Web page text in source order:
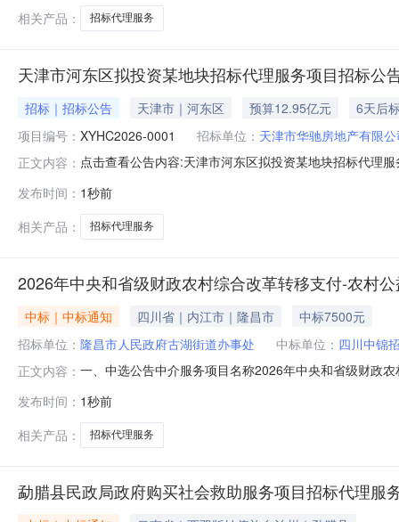
相关产品：
招标代理服务
天津市河东区拟投资某地块招标代理服务项目招标公
招标｜招标公告 天津市｜河东区 预算12.95亿元
6天后
项目编号： XYHC2026-0001 招标单位： 天津市华驰房地产有限
正文内容： 点击查看公告内容:天津市河东区拟投资某地块招标代理
发布时间： 1秒前
相关产品：
招标代理服务
2026年中央和省级财政农村综合改革转移支付-农村
中标｜中标通知 四川省｜内江市｜隆昌市
中标7500元
招标单位： 隆昌市人民政府古湖街道办事处 中标单位： 四川中锦
正文内容： 一、中选公告中介服务项目名称2026年中央和省级财政
2026年08月07日17:53:27四、中标须知请于自本公告发
中介交易信息发
发布时间： 1秒前
相关产品：
招标代理服务
勐腊县民政局政府购买社会救助服务项目招标代理服